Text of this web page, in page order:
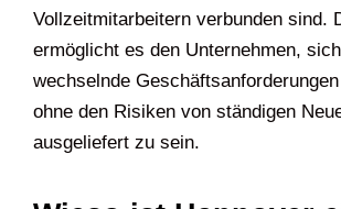
Vollzeitmitarbeitern verbunden sind.
ermöglicht es den Unternehmen,
wechselnde
ohne den Risiken von ständigen
ausgeliefert zu sein.